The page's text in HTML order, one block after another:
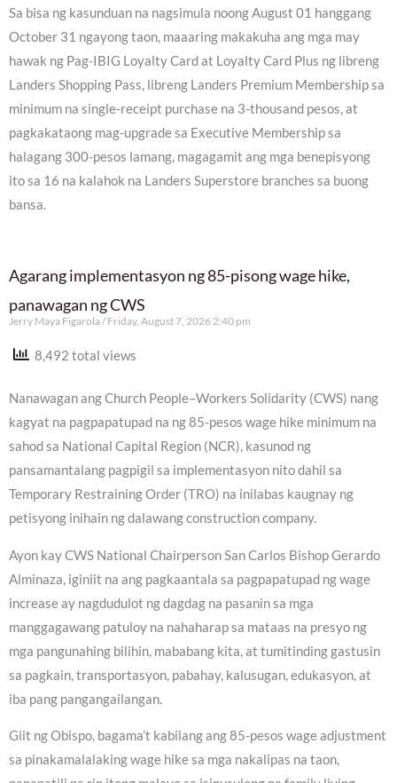
Sa bisa ng kasunduan na nagsimula noong August 01 hanggang
October 31 ngayong taon, maaaring makakuha ang mga may
hawak ng Pag-IBIG Loyalty Card at Loyalty Card Plus ng libreng
Landers Shopping Pass, libreng Landers Premium Membership sa
minimum na single-receipt purchase na 3-thousand pesos, at
pagkakataong mag-upgrade sa Executive Membership sa
halagang 300-pesos lamang, magagamit ang mga benepisyong
ito sa 16 na kalahok na Landers Superstore branches sa buong
bansa.
Agarang implementasyon ng 85-pisong wage hike,
panawagan ng CWS
Jerry Maya Figarola Friday, August 7, 2026 2:40 pm
8,492 total views
Nanawagan ang Church People–Workers Solidarity (CWS) nang
kagyat na pagpapatupad na ng 85-pesos wage hike minimum na
sahod sa National Capital Region (NCR), kasunod ng
pansamantalang pagpigil sa implementasyon nito dahil sa
Temporary Restraining Order (TRO) na inilabas kaugnay ng
petisyong inihain ng dalawang construction company.
Ayon kay CWS National Chairperson San Carlos Bishop Gerardo
Alminaza, iginiit na ang pagkaantala sa pagpapatupad ng wage
increase ay nagdudulot ng dagdag na pasanin sa mga
manggagawang patuloy na nahaharap sa mataas na presyo ng
mga pangunahing bilihin, mababang kita, at tumitinding gastusin
sa pagkain, transportasyon, pabahay, kalusugan, edukasyon, at
iba pang pangangailangan.
Giit ng Obispo, bagama’t kabilang ang 85-pesos wage adjustment
sa pinakamalalaking wage hike sa mga nakalipas na taon,